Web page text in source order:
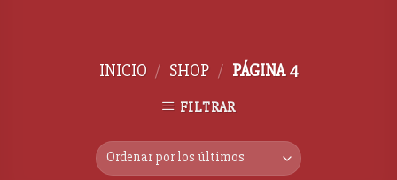
INICIO / SHOP / PÁGINA 4
FILTRAR